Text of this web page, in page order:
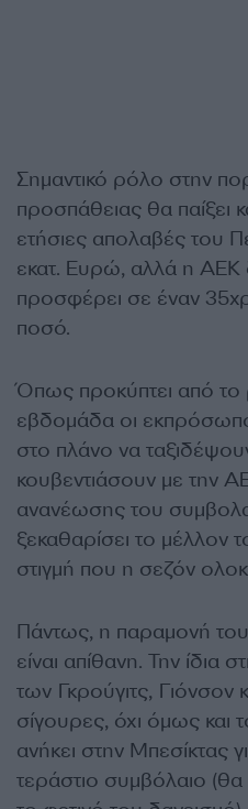
Σημαντικό ρόλο στην
προσπάθειας θα παίξει
ετήσιες απολαβές του
εκατ. Ευρώ, αλλά η ΑΕΚ
προσφέρει σε έναν
ποσό.
Όπως προκύπτει από το
εβδομάδα οι
στο πλάνο να
κουβεντιάσουν με την
ανανέωσης του
ξεκαθαρίσει το μέλλον
στιγμή που η σεζόν
Πάντως, η παραμονή
είναι απίθανη. Την ίδια
των Γκρούγιτς, Γιόνσον
σίγουρες, όχι όμως
ανήκει στην Μπεσίκτας
τεράστιο συμβόλαιο